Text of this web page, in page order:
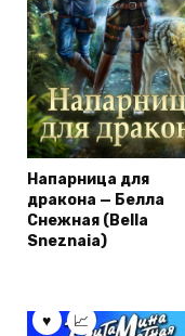
Напарница для
дракона — Белла
Снежная (Bella
Sneznaia)